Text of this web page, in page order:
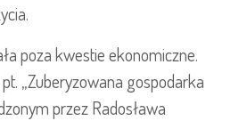
poza kwestie ekonomiczne.
„Zuberyzowana gospodarka
przez Radosława